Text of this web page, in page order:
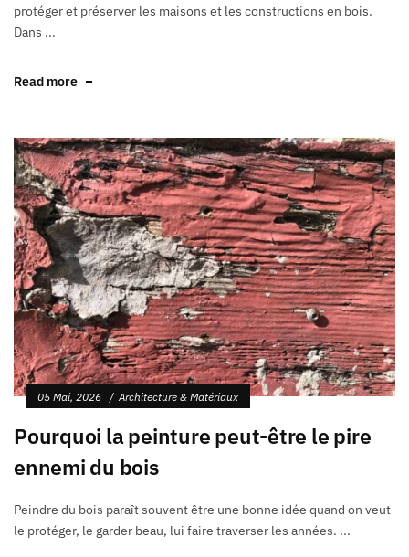
protéger et préserver les maisons et les constructions en bois.
Dans ...
Read more
05 Mai, 2026 Architecture & Matériaux
Pourquoi la peinture peut-être le pire
ennemi du bois
Peindre du bois paraît souvent être une bonne idée quand on veut
le protéger, le garder beau, lui faire traverser les années. ...